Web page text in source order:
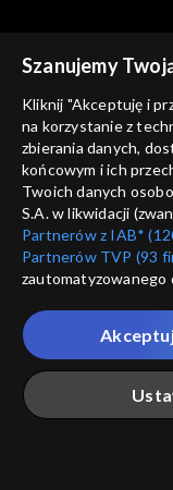
Studio Kultura
25.04.2018 – Janusz
Prusinowski
Studio Kultura
23.04.2018 – Paweł
Szanujemy
Kliknij "Akceptuję i
na korzystanie z
zbierania danych,
końcowym i ich
Twoich danych
S.A. w likwidacji
Partnerów z IAB*
Partnerów TVP (93
zautomatyzowanego
które wskazujemy
przez nas
Twoje dane
Ciebie naszych
„Portalem”, w tym